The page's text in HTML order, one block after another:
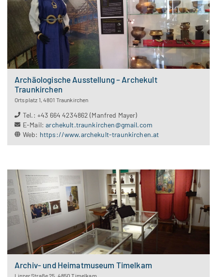
Archäologische Ausstellung – Archekult
Traunkirchen
Ortsplatz 1, 4801 Traunkirchen
Tel.: +43 664 4234862 (Manfred Mayer)
E-Mail:archekult.traunkirchen@gmail.com
Web: https://www.archekult-traunkirchen.at
Archiv- und Heimatmuseum Timelkam